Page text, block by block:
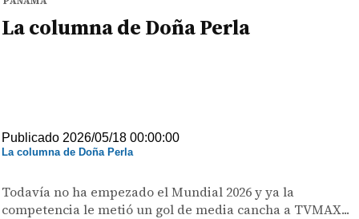
La columna de Doña Perla
Publicado 2026/05/18 00:00:00
La columna de Doña Perla
Todavía no ha empezado el Mundial 2026 y ya la
competencia le metió un gol de media cancha a TVMAX...